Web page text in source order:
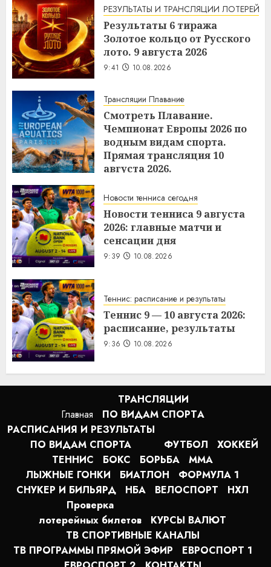
РЕЗУЛЬТАТЫ И ТРАНСЛЯЦИИ ЛОТЕРЕЙ
Результаты 6 тиража
Золотое кольцо от Русского
лото. 9 августа 2026
9:41 10.08.2026
Трансляции Плавание
Смотреть Плавание.
Чемпионат Европы 2026 по
водным видам спорта.
Прямая трансляция 10
августа 2026.
Новости тенниса сегодня
Новости тенниса 9 августа
2026: главные матчи и
сенсации дня
9:39 10.08.2026
Теннис: расписание и результаты
Теннис 9 — 10 августа 2026:
расписание, результаты
9:36 10.08.2026
Главная
ТРАНСЛЯЦИИ
ПО ВИДАМ СПОРТA
РАСПИСАНИЯ И РЕЗУЛЬТАТЫ
ПО ВИДАМ СПОРТА
ФУТБОЛ
ХОККЕЙ
ТЕННИС
БОКС БОРЬБА
MMA
ЛЫЖНЫЕ ГОНКИ
БИАТЛОН
ФОРМУЛА 1
СНУКЕР И БИЛЬЯРД
НБА ВЕЛОСПОРТ
НХЛ
Проверка
лотерейных билетов
КУРСЫ ВАЛЮТ
ТВ СПОРТИВНЫЕ КАНАЛЫ
ТВ ПРОГРАММЫ ПРЯМОЙ ЭФИР
ЕВРОСПОРТ 1